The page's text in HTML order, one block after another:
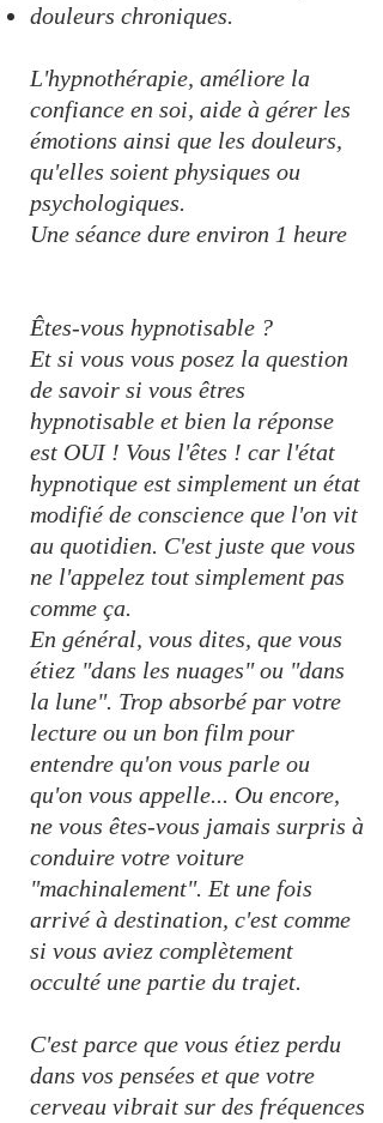
douleurs chroniques.
L'hypnothérapie, améliore la
confiance en soi, aide à gérer les
émotions ainsi que les douleurs,
qu'elles soient physiques ou
psychologiques.
Une séance dure environ 1 heure
Êtes-vous hypnotisable ?
Et si vous vous posez la question
de savoir si vous êtres
hypnotisable et bien la réponse
est OUI ! Vous l'êtes ! car l'état
hypnotique est simplement un état
modifié de conscience que l'on vit
au quotidien. C'est juste que vous
ne l'appelez tout simplement pas
comme ça.
En général, vous dites, que vous
étiez "dans les nuages" ou "dans
la lune". Trop absorbé par votre
lecture ou un bon film pour
entendre qu'on vous parle ou
qu'on vous appelle... Ou encore,
ne vous êtes-vous jamais surpris à
conduire votre voiture
"machinalement". Et une fois
arrivé à destination, c'est comme
si vous aviez complètement
occulté une partie du trajet.
C'est parce que vous étiez perdu
dans vos pensées et que votre
cerveau vibrait sur des fréquences